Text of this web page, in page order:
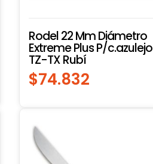
Rodel 22 Mm Diámetro
Extreme Plus P/c.azulejo
TZ-TX Rubí
$74.832